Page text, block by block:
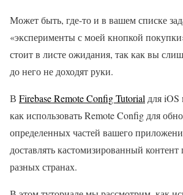
Может быть, где-то и в вашем списке
«эксперименты с моей кнопкой
стоит в листе ожидания, так как вы
до него не доходят руки.
В Firebase Remote Config Tutorial для
как использовать Remote Config для
определенных частей вашего
доставлять кастомизированный контент
разных странах.